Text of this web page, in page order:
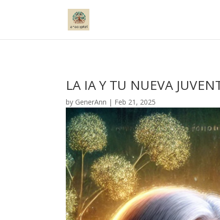
LA IA Y TU NUEVA
by GenerAnn | Feb 21, 2025